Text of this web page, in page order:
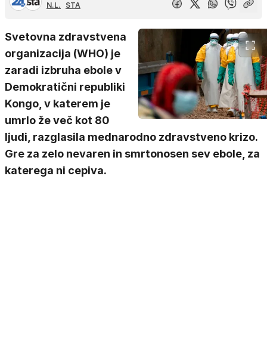
N.L. STA
Svetovna zdravstvena
organizacija (WHO) je
zaradi izbruha ebole v
Demokratični republiki
Kongo, v katerem je
umrlo že več kot 80
ljudi, razglasila mednarodno zdravstveno krizo.
Gre za zelo nevaren in smrtonosen sev ebole, za
katerega ni cepiva.